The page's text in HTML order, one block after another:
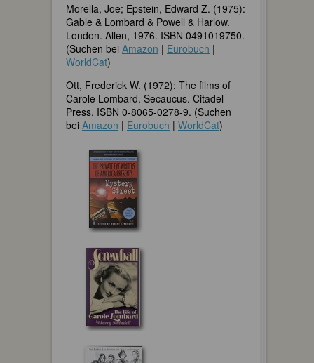
Morella, Joe; Epstein, Edward Z. (1975):
Gable & Lombard & Powell & Harlow.
London. Allen, 1976. ISBN 0491019750.
(Suchen bei Amazon | Eurobuch |
WorldCat)
Ott, Frederick W. (1972): The films of
Carole Lombard. Secaucus. Citadel
Press. ISBN 0-8065-0278-9. (Suchen
bei Amazon | Eurobuch | WorldCat)